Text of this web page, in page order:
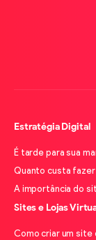
Estratégia Digital
É tarde para sua
Quanto custa fazer
A importância do
Sites e Lojas
Como criar um site